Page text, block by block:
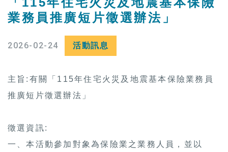
業務員推廣短片徵選辦法」
2026-02-24 活動訊息
主旨:有關「115年住宅火災及地震基本保險業務員
推廣短片徵選辦法」
徵選資訊:
一、本活動參加對象為保險業之業務人員，並以